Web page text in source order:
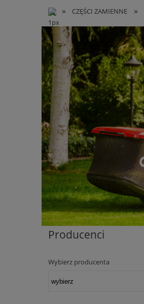
» CZĘŚCI ZAMIENNE »
Producenci
Wybierz producenta